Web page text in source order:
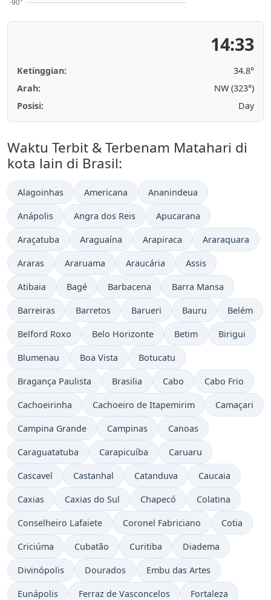
14:33
Ketinggian:
34.8°
Arah:
NW (323°)
Posisi:
Day
Waktu Terbit & Terbenam Matahari di
kota lain di Brasil:
Alagoinhas Americana Ananindeua
Anápolis Angra dos Reis Apucarana
Araçatuba Araguaína Arapiraca Araraquara
Araras Araruama Araucária Assis
Atibaia Bagé Barbacena Barra Mansa
Barreiras Barretos Barueri Bauru Belém
Belford Roxo Belo Horizonte Betim Birigui
Blumenau Boa Vista Botucatu
Bragança Paulista Brasilia Cabo Cabo Frio
Cachoeirinha Cachoeiro de Itapemirim Camaçari
Campina Grande Campinas Canoas
Caraguatatuba Carapicuíba Caruaru
Cascavel Castanhal Catanduva Caucaia
Caxias Caxias do Sul Chapecó Colatina
Conselheiro Lafaiete Coronel Fabriciano Cotia
Criciúma Cubatão Curitiba Diadema
Divinópolis Dourados Embu das Artes
Eunápolis Ferraz de Vasconcelos Fortaleza